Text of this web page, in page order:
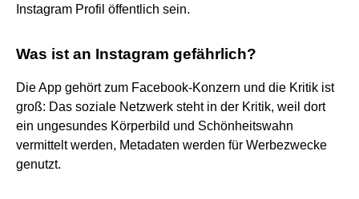
Instagram Profil öffentlich sein.
Was ist an Instagram gefährlich?
Die App gehört zum Facebook-Konzern und die Kritik ist
groß: Das soziale Netzwerk steht in der Kritik, weil dort
ein ungesundes Körperbild und Schönheitswahn
vermittelt werden, Metadaten werden für Werbezwecke
genutzt.